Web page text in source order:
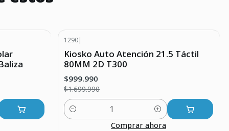
1290|
Kiosko Auto Atención 21.5 Táctil
80MM 2D T300
$999.990
$1.699.990
Cantidad
Comprar ahora